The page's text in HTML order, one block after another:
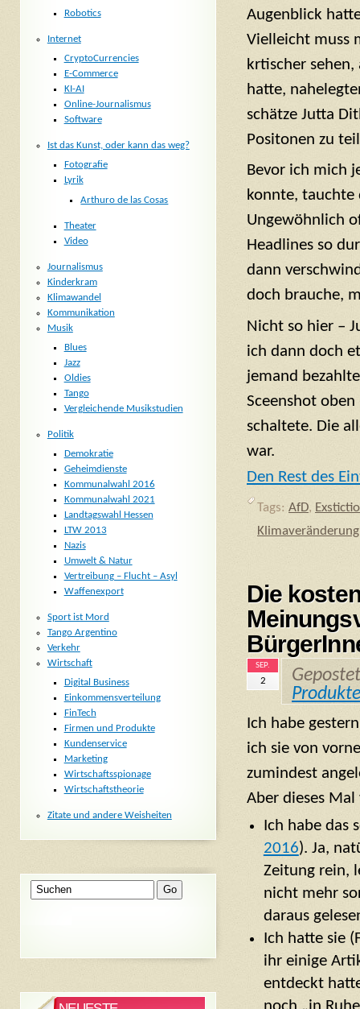
Augenblick
Vielleicht muss
krtischer
hatte,
schätze Jutta
Positonen zu
Bevor ich mich
konnte, tauchte
Ungewöhnlich
Headlines so
dann
doch brauche,
Nicht so hier –
ich dann doch
jemand
Sceenshot
schaltete. Die
war.
Den Rest des
Tags: AfD,
Klimaveränderung
Die
SEP.
2
Produkte
Ich habe
ich sie von
zumindest
Aber dieses
Ich habe das
2016). Ja,
Zeitung rein,
nicht mehr
daraus
Ich hatte sie
ihr einige
entdeckt
Robotics
Internet
CryptoCurrencies
E-Commerce
KI-AI
Online-Journalismus
Software
Ist das Kunst, oder kann das weg?
Fotografie
Lyrik
Arthuro de las Cosas
Theater
Video
Journalismus
Kinderkram
Klimawandel
Kommunikation
Musik
Blues
Jazz
Oldies
Tango
Vergleichende Musikstudien
Politik
Demokratie
Geheimdienste
Kommunalwahl 2016
Kommunalwahl 2021
Landtagswahl Hessen
LTW 2013
Nazis
Umwelt & Natur
Vertreibung – Flucht – Asyl
Waffenexport
Sport ist Mord
Tango Argentino
Verkehr
Wirtschaft
Digital Business
Einkommensverteilung
FinTech
Firmen und Produkte
Kundenservice
Marketing
Wirtschaftsspionage
Wirtschaftstheorie
Zitate und andere Weisheiten